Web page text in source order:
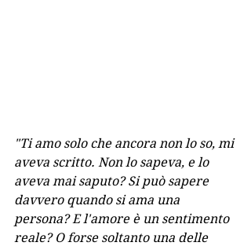
"Ti amo solo che ancora non lo so, mi
aveva scritto. Non lo sapeva, e lo
aveva mai saputo? Si può sapere
davvero quando si ama una
persona? E l'amore è un sentimento
reale? O forse soltanto una delle